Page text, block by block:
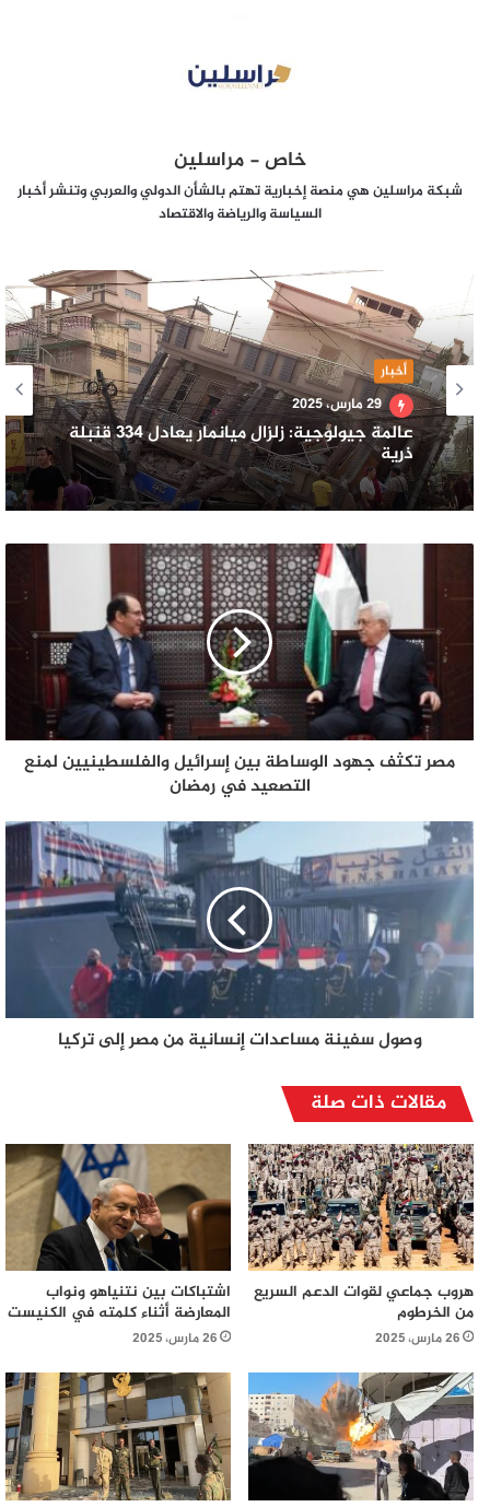
خاص - مراسلين
شبكة مراسلين هي منصة إخبارية تهتم بالشأن الدولي والعربي وتنشر أخبار
السياسة والرياضة والاقتصاد
أخبار
29 مارس، 2025
عالمة جيولوجية: زلزال ميانمار يعادل 334 قنبلة
ذرية
مصر تكثف جهود الوساطة بين إسرائيل والفلسطينيين لمنع
التصعيد في رمضان
وصول سفينة مساعدات إنسانية من مصر إلى تركيا
مقالات ذات صلة
هروب جماعي لقوات الدعم السريع
من الخرطوم
26 مارس، 2025
اشتباكات بين نتنياهو ونواب
المعارضة أثناء كلمته في الكنيست
26 مارس، 2025